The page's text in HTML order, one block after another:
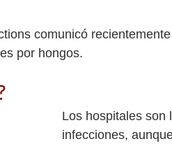
comunicó
por hongos.
Los hospitales son
infecciones,